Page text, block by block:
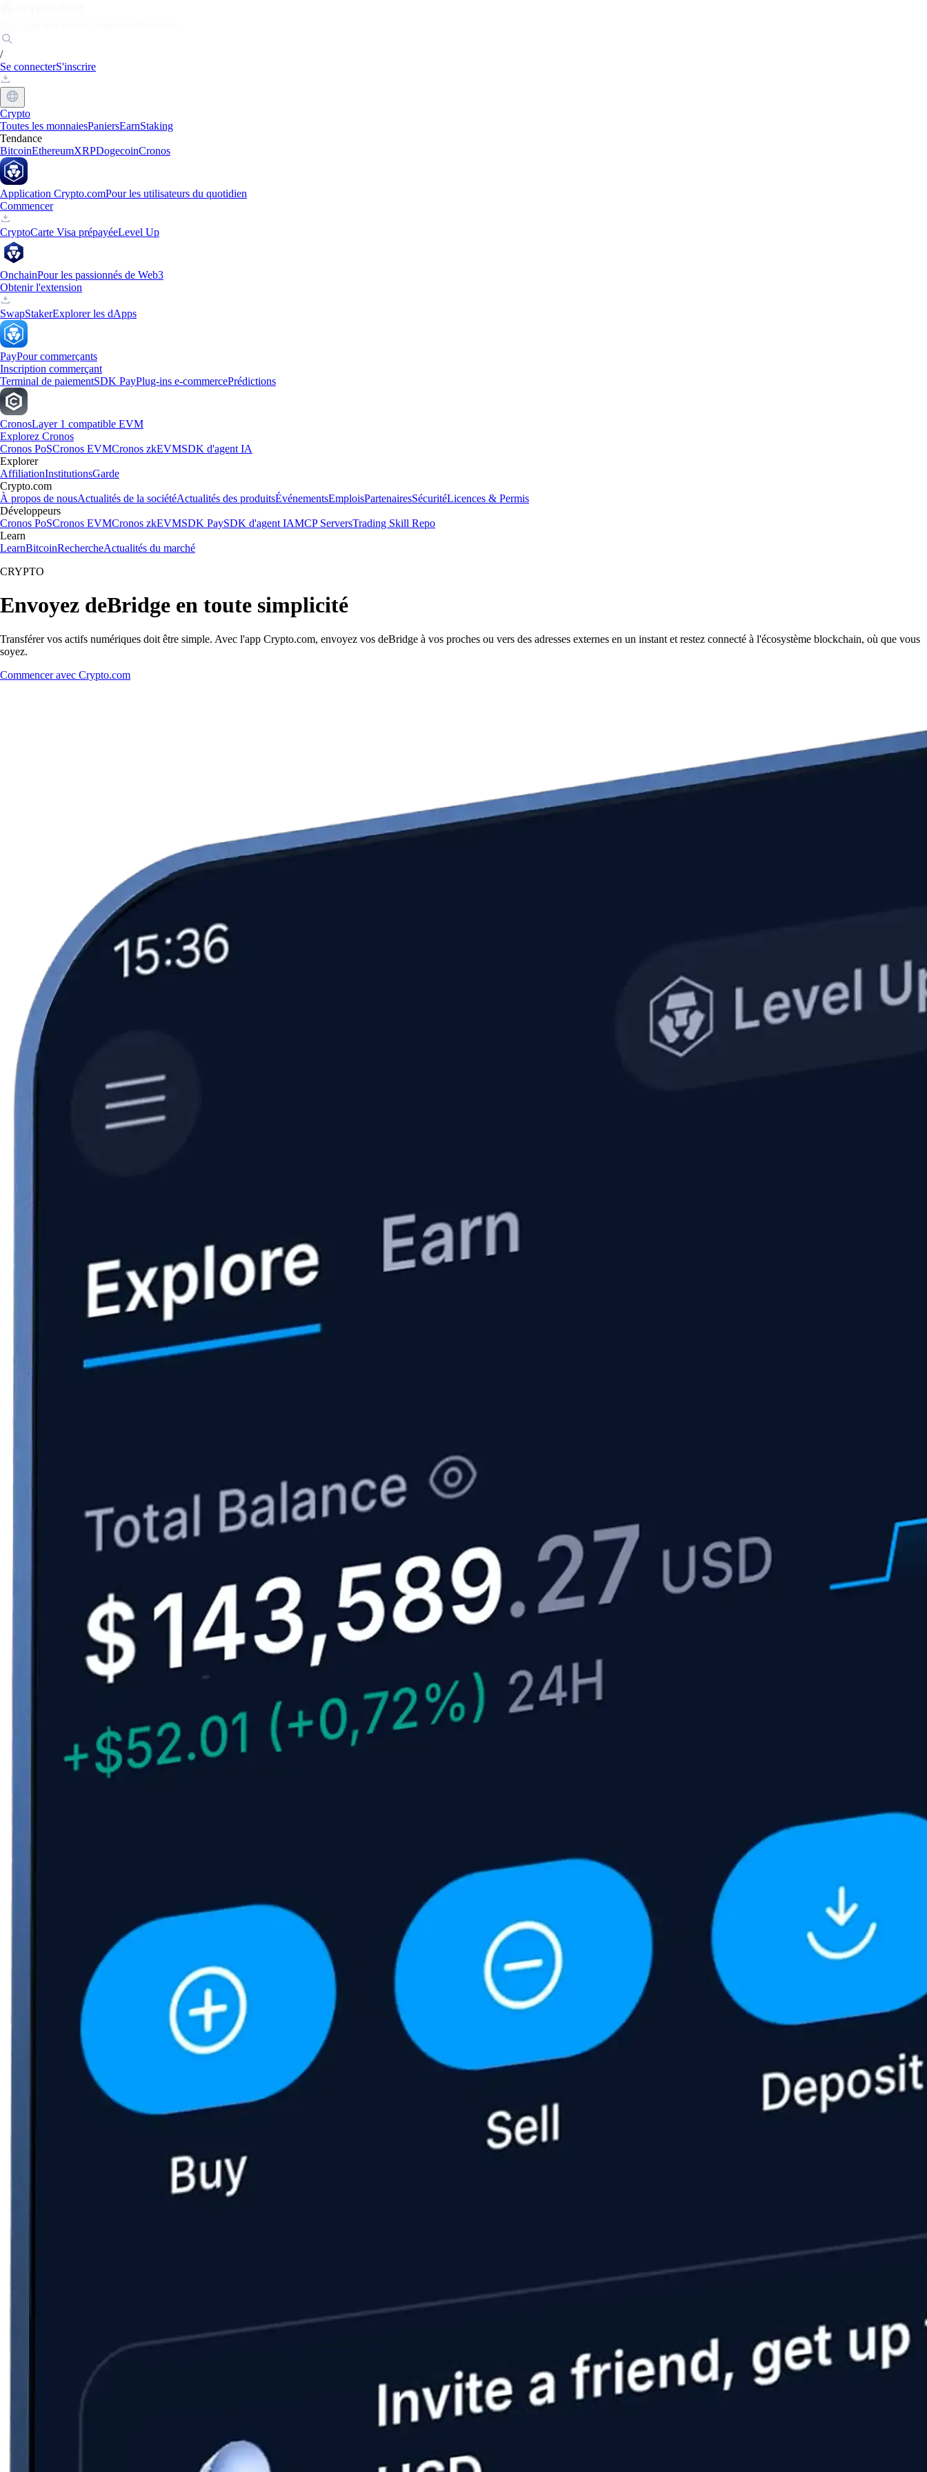
/
Se connecterS'inscrire
Crypto
Toutes les monnaiesPaniersEarnStaking
Tendance
BitcoinEthereumXRPDogecoinCronos
Application Crypto.comPour les utilisateurs du quotidien
Commencer
CryptoCarte Visa prépayéeLevel Up
OnchainPour les passionnés de Web3
Obtenir l'extension
SwapStakerExplorer les dApps
PayPour commerçants
Inscription commerçant
Terminal de paiementSDK PayPlug-ins e-commercePrédictions
CronosLayer 1 compatible EVM
Explorez Cronos
Cronos PoSCronos EVMCronos zkEVMSDK d'agent IA
Explorer
AffiliationInstitutionsGarde
Crypto.com
À propos de nousActualités de la sociétéActualités des produitsÉvénementsEmploisPartenairesSécuritéLicences & Permis
Développeurs
Cronos PoSCronos EVMCronos zkEVMSDK PaySDK d'agent IAMCP ServersTrading Skill Repo
Learn
LearnBitcoinRechercheActualités du marché
CRYPTO
Envoyez deBridge en toute simplicité
Transférer vos actifs numériques doit être simple. Avec l'app Crypto.com, envoyez vos deBridge à vos proches ou vers des adresses externes en un instant et restez connecté à l'écosystème blockchain, où que vous
soyez.
Commencer avec Crypto.com